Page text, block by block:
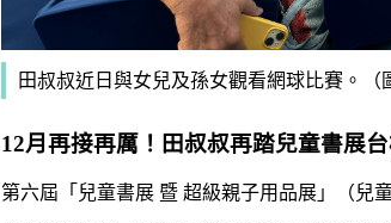
田叔叔近日與女兒及孫女觀看網球比賽。（
12月再接再厲！田叔叔再踏兒童書展
第六屆「兒童書展 暨 超級親子用品展」（兒